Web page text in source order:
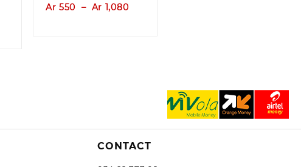
Ar 550 – Ar 1,080Plage
CONTACT